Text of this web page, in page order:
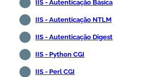
IIS - Autenticação Básica
IIS - Autenticação NTLM
IIS - Autenticação Digest
IIS - Python CGI
IIS - Perl CGI